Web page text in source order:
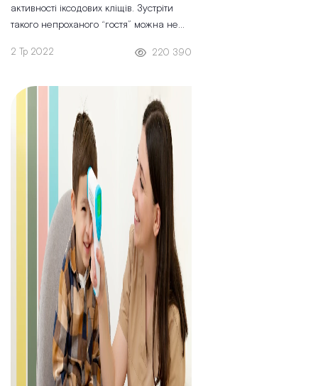
активності іксодових кліщів. Зустріти
такого непроханого “гостя” можна не
будь-якому газоні біля будинку.
2 Тр 2022 220 390